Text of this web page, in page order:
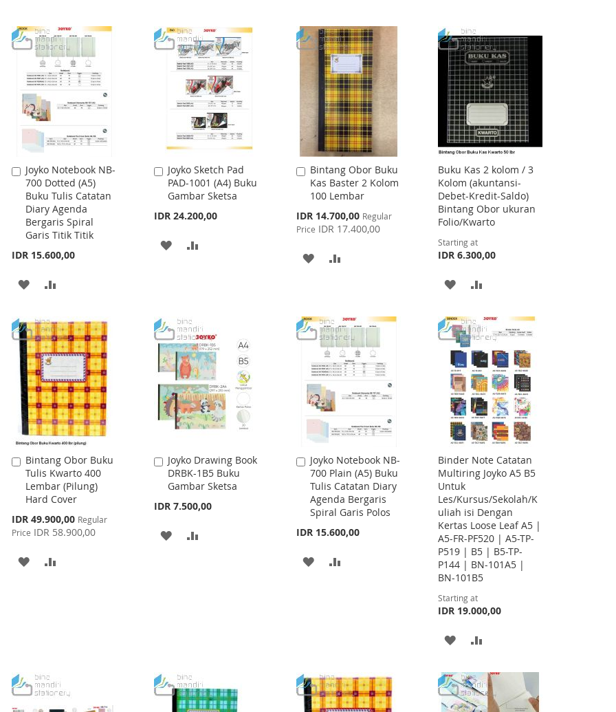
WISH
LIST
COMPARE
WISH
LIST
COMPARE
WISH
LIST
COMPARE
LIST
Joyko Notebook NB-
700 Dotted (A5)
Buku Tulis Catatan
Diary Agenda
Bergaris Spiral
Garis Titik Titik
IDR 15.600,00
Add
to
Cart
ADD
WISH
LIST
COMPARE
Joyko Sketch Pad
PAD-1001 (A4) Buku
Gambar Sketsa
IDR 24.200,00
Add
to
Cart
ADD
LIST
Bintang Obor Buku
Kas Baster 2 Kolom
100 Lembar
Special
Price
IDR 14.700,00 Regular
Price IDR 17.400,00
Add
to
Cart
ADD
LIST
Buku Kas 2 kolom / 3
Kolom (akuntansi-
Debet-Kredit-Saldo)
Bintang Obor ukuran
Folio/Kwarto
Starting at
IDR 6.300,00
ADD
WISH
LIST
COMPARE
Bintang Obor Buku
Tulis Kwarto 400
Lembar (Pilung)
Hard Cover
Special
Price
IDR 49.900,00 Regular
Price IDR 58.900,00
Add
to
Cart
ADD
Joyko Drawing Book
DRBK-1B5 Buku
Gambar Sketsa
IDR 7.500,00
Add
to
Cart
ADD
Joyko Notebook NB-
700 Plain (A5) Buku
Tulis Catatan Diary
Agenda Bergaris
Spiral Garis Polos
IDR 15.600,00
Add
to
Cart
ADD
Binder Note Catatan
Multiring Joyko A5 B5
Untuk
Les/Kursus/Sekolah/K
uliah isi Dengan
Kertas Loose Leaf A5 |
A5-FR-PF520 | A5-TP-
P519 | B5 | B5-TP-
P144 | BN-101A5 |
BN-101B5
Starting at
IDR 19.000,00
ADD
WISHCOMPARE